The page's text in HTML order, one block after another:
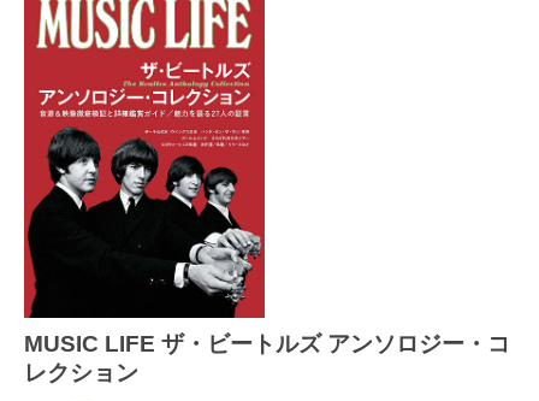
MUSIC LIFE ザ・ビートルズ アンソロジー・コ
レクション